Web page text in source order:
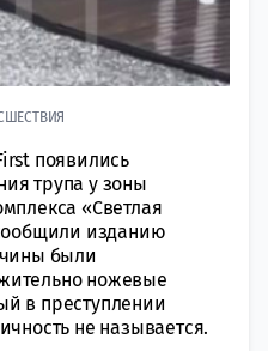
появились
трупа у зоны
«Светлая
изданию
были
ножевые
в преступлении
не называется.